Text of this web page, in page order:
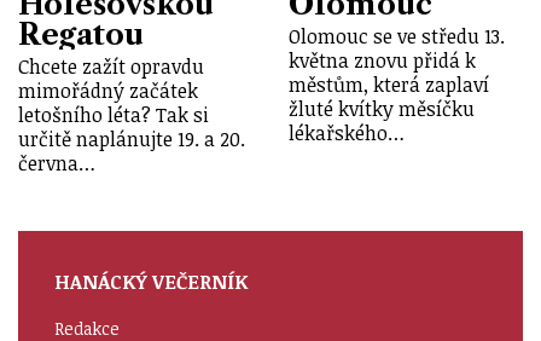
Regatou
Chcete zažít opravdu
mimořádný začátek
letošního léta? Tak si
určitě naplánujte 19. a 20.
června…
Olomouc se ve středu 13.
května znovu přidá k
městům, která zaplaví
žluté kvítky měsíčku
lékařského…
HANÁCKÝ VEČERNÍK
Redakce